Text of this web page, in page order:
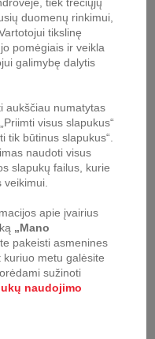
halogeninis
Neprideganti danga
nerūdijantis plienas
Nerūdijantis plienas
duomenų rinkimui,
tikslinę
pomėgiais ir veikla
galimybę dalytis
aukščiau numatytas
visus slapukus“
tik būtinus slapukus“.
naudoti visus
slapukų failus, kurie
apie įvairius
„Mano
pakeisti asmenines
kuriuo metu galėsite
sužinoti
naudojimo